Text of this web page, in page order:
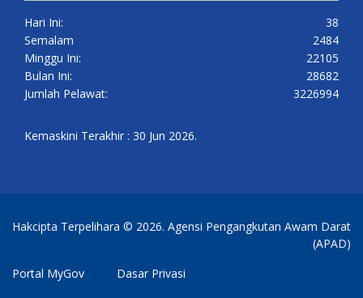
Hari Ini:
38
Semalam
2484
Minggu Ini:
22105
Bulan Ini:
28682
Jumlah Pelawat:
3226994
Kemaskini Terakhir : 30 Jun 2026.
Hakcipta Terpelihara © 2026. Agensi Pengangkutan Awam Darat
(APAD)
Portal MyGov
Dasar Privasi